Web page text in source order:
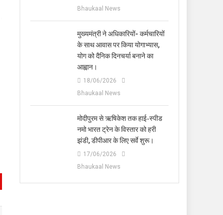
Bhaukaal News
मुख्यमंत्री ने अधिकारियों- कर्मचारियों
के साथ आवास पर किया योगाभ्यास,
योग को दैनिक दिनचर्या बनाने का
आह्वान।
18/06/2026
Bhaukaal News
मोदीपुरम से ऋषिकेश तक हाई‑स्पीड
नमो भारत ट्रेन के विस्तार को हरी
झंडी, डीपीआर के लिए सर्वे शुरू।
17/06/2026
Bhaukaal News